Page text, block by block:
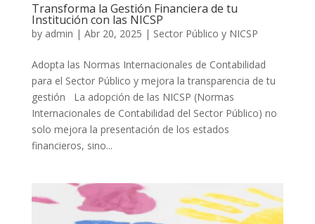
Transforma la Gestión Financiera de tu
Institución con las NICSP
by admin | Abr 20, 2025 | Sector Público y NICSP
Adopta las Normas Internacionales de Contabilidad
para el Sector Público y mejora la transparencia de tu
gestión La adopción de las NICSP (Normas
Internacionales de Contabilidad del Sector Público) no
solo mejora la presentación de los estados
financieros, sino...